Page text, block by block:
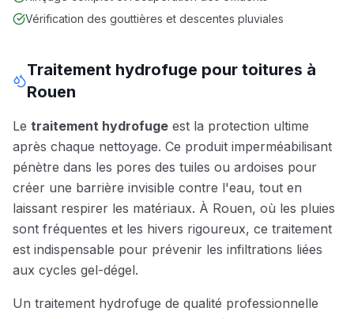
Vérification des gouttières et descentes pluviales
Traitement hydrofuge pour toitures à
Rouen
Le traitement hydrofuge est la protection ultime
après chaque nettoyage. Ce produit imperméabilisant
pénètre dans les pores des tuiles ou ardoises pour
créer une barrière invisible contre l'eau, tout en
laissant respirer les matériaux. À Rouen, où les pluies
sont fréquentes et les hivers rigoureux, ce traitement
est indispensable pour prévenir les infiltrations liées
aux cycles gel-dégel.
Un traitement hydrofuge de qualité professionnelle